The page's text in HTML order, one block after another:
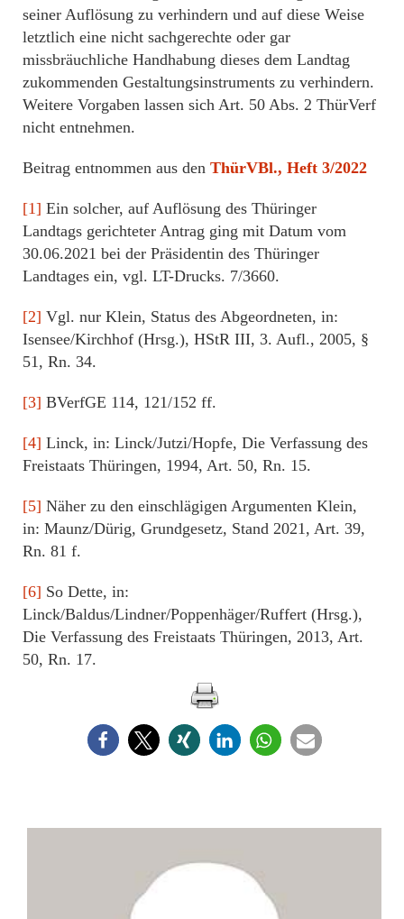
seiner Auflösung zu verhindern und auf diese Weise
letztlich eine nicht sachgerechte oder gar
missbräuchliche Handhabung dieses dem Landtag
zukommenden Gestaltungsinstruments zu verhindern.
Weitere Vorgaben lassen sich Art. 50 Abs. 2 ThürVerf
nicht entnehmen.
Beitrag entnommen aus den ThürVBl., Heft 3/2022
[1] Ein solcher, auf Auflösung des Thüringer
Landtags gerichteter Antrag ging mit Datum vom
30.06.2021 bei der Präsidentin des Thüringer
Landtages ein, vgl. LT-Drucks. 7/3660.
[2] Vgl. nur Klein, Status des Abgeordneten, in:
Isensee/Kirchhof (Hrsg.), HStR III, 3. Aufl., 2005, §
51, Rn. 34.
[3] BVerfGE 114, 121/152 ff.
[4] Linck, in: Linck/Jutzi/Hopfe, Die Verfassung des
Freistaats Thüringen, 1994, Art. 50, Rn. 15.
[5] Näher zu den einschlägigen Argumenten Klein,
in: Maunz/Dürig, Grundgesetz, Stand 2021, Art. 39,
Rn. 81 f.
[6] So Dette, in:
Linck/Baldus/Lindner/Poppenhäger/Ruffert (Hrsg.),
Die Verfassung des Freistaats Thüringen, 2013, Art.
50, Rn. 17.